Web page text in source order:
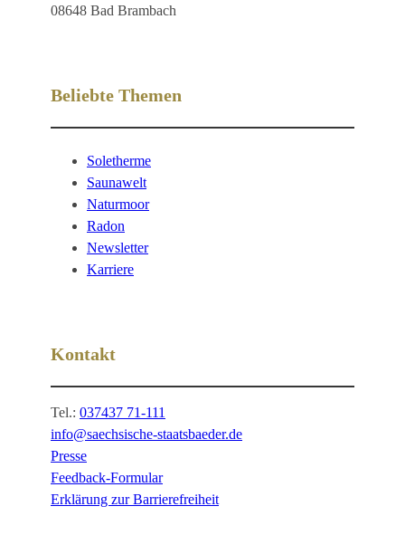
08648 Bad Brambach
Beliebte Themen
Soletherme
Saunawelt
Naturmoor
Radon
Newsletter
Karriere
Kontakt
Tel.: 037437 71-111
info@saechsische-staatsbaeder.de
Presse
Feedback-Formular
Erklärung zur Barrierefreiheit